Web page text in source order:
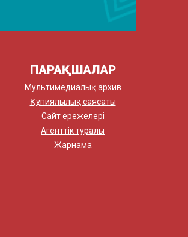
ПАРАҚШАЛАР
Мультимедиалық архив
Құпиялылық саясаты
Сайт ережелері
Агенттік туралы
Жарнама